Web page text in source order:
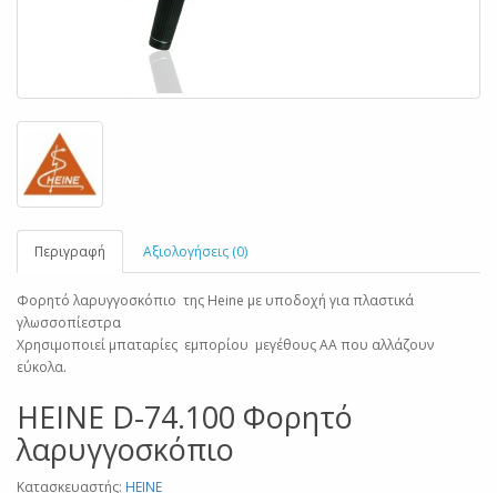
Περιγραφή Αξιολογήσεις (0)
Φορητό λαρυγγοσκόπιο της Heine με υποδοχή για πλαστικά
γλωσσοπίεστρα
Χρησιμοποιεί μπαταρίες εμπορίου μεγέθους AA που αλλάζουν
εύκολα.
ΗΕΙΝΕ D-74.100 Φορητό
λαρυγγοσκόπιο
Κατασκευαστής: HEINE